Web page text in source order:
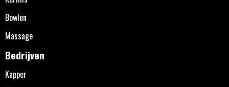
Bowlen
Massage
Bedrijven
Kapper